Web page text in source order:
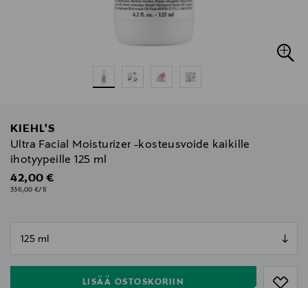
KIEHL'S
Ultra Facial Moisturizer -kosteusvoide kaikille
ihotyypeille 125 ml
Original Price
42,00 €
336,00 €/1l
LISÄÄ OSTOSKORIIN
null